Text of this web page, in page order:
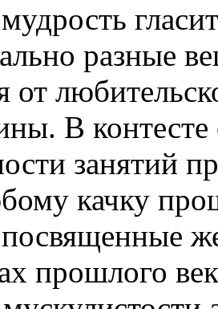
разные
от
В контесте
занятий
качку
прошлого